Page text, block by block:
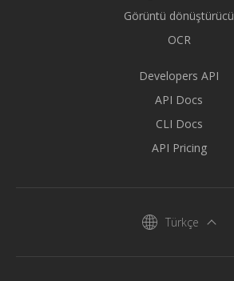
Görüntü dönüştürücü
OCR
Developers API
API Docs
CLI Docs
API Pricing
Türkçe